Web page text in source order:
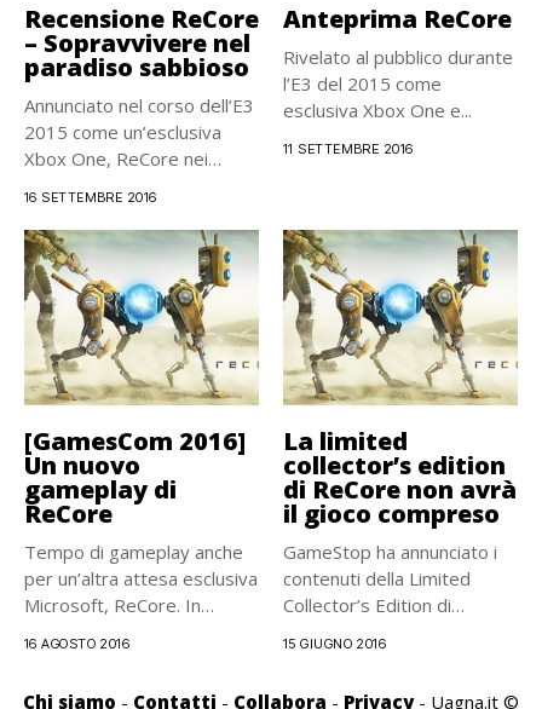
Recensione ReCore
– Sopravvivere nel
paradiso sabbioso
Annunciato nel corso dell’E3
2015 come un’esclusiva
Xbox One, ReCore nei
16 SETTEMBRE 2016
Anteprima ReCore
Rivelato al pubblico durante
l’E3 del 2015 come
esclusiva Xbox One e...
11 SETTEMBRE 2016
[GamesCom 2016]
Un nuovo
gameplay di
ReCore
Tempo di gameplay anche
per un’altra attesa esclusiva
Microsoft, ReCore. In
16 AGOSTO 2016
La limited
collector’s edition
di ReCore non avrà
il gioco compreso
GameStop ha annunciato i
contenuti della Limited
Collector’s Edition di
15 GIUGNO 2016
Chi siamo - Contatti - Collabora - Privacy- Uagna.it ©